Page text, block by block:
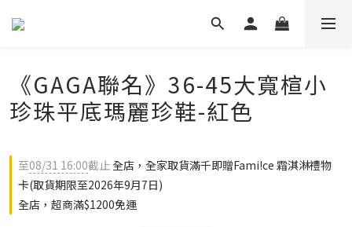
《GAGA聯名》36-45大寬楦小
珍珠平底瑪麗珍鞋-紅色
至08/31 16:00截止全店，全家取貨滿千即贈Fami!ce 霜淇淋禮物
卡(取貨期限至2026年9月7日)
全店，超商滿$1200免運